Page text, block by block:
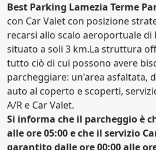
Best Parking Lamezia Terme
con Car Valet con posizione
recarsi allo scalo aeroportuale di
situato a soli 3 km.La struttura
tutto ciò di cui possono avere
parcheggiare: un'area asfaltata,
auto al coperto e scoperti,
A/R e Car Valet.
Si informa che il parcheggio è
alle ore 05:00 e che il servizio
garantito dalle ore 00:00 alle